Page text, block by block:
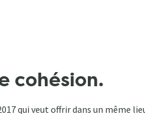
cohésion.
qui veut offrir dans un même